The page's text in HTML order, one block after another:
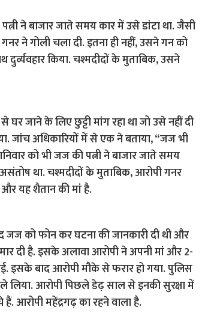
ने बाजार जाते समय कार में उसे डांटा था. जैसी
ने गोली चला दी. इतना ही नहीं, उसने गन को
किया. चश्मदीदों के मुताबिक, उसने
जाने के लिए छुट्टी मांग रहा था जो उसे नहीं दी
जांच अधिकारियों में से एक ने बताया, “जज भी
को भी जज की पत्नी ने बाजार जाते समय
था. चश्मदीदों के मुताबिक, आरोपी गनर
यह शैतान की मां है.
को फोन कर घटना की जानकारी दी थी और
दी है. इसके अलावा आरोपी ने अपनी मां और 2-
इसके बाद आरोपी मौके से फरार हो गया. पुलिस
लिया. आरोपी पिछले डेढ़ साल से इनकी सुरक्षा में
हैं. आरोपी महेंद्रगढ़ का रहने वाला है.